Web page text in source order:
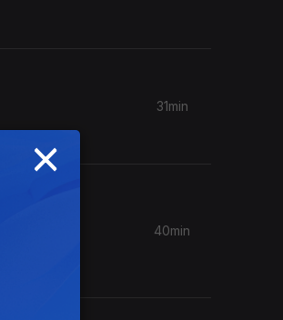
31min
40min
×